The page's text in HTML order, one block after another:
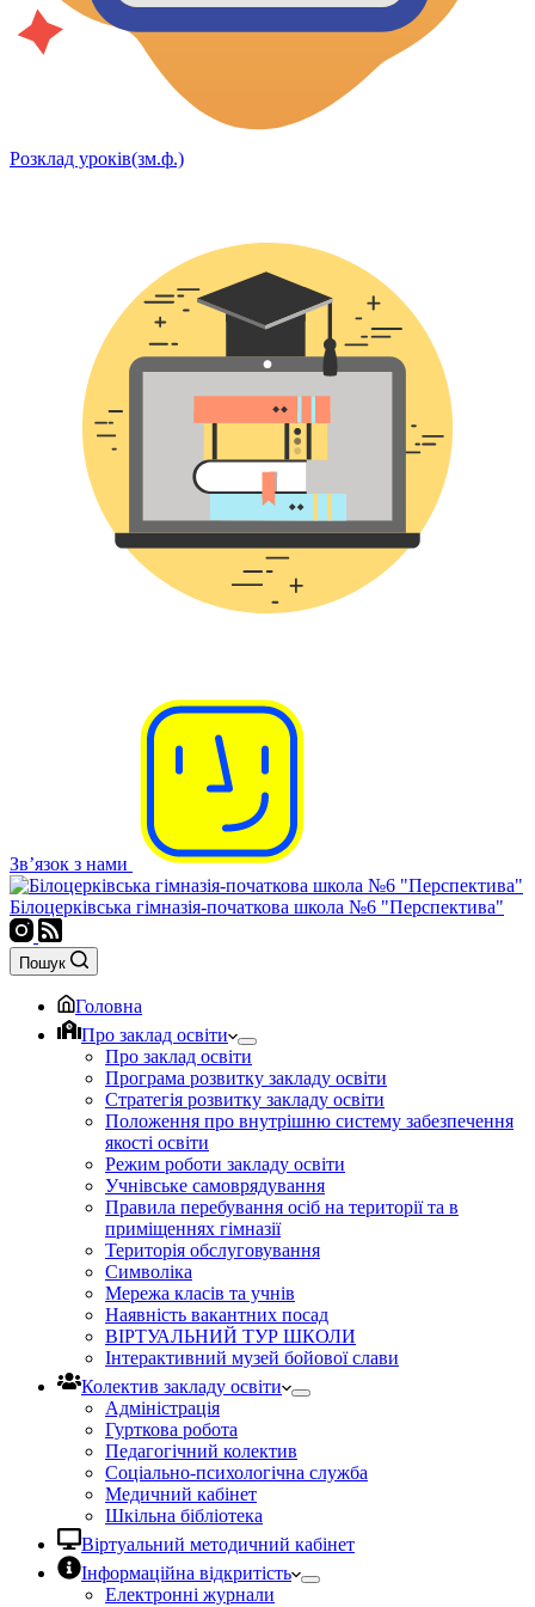
Розклад уроків(зм.ф.)
Зв’язок з нами
Білоцерківська гімназія-початкова школа №6 "Перспектива"
Пошук
Головна
Про заклад освіти
Про заклад освіти
Програма розвитку закладу освіти
Стратегія розвитку закладу освіти
Положення про внутрішню систему забезпечення
якості освіти
Режим роботи закладу освіти
Учнівське самоврядування
Правила перебування осіб на території та в
приміщеннях гімназії
Територія обслуговування
Символіка
Мережа класів та учнів
Наявність вакантних посад
ВІРТУАЛЬНИЙ ТУР ШКОЛИ
Інтерактивний музей бойової слави
Колектив закладу освіти
Адміністрація
Гурткова робота
Педагогічний колектив
Соціально-психологічна служба
Медичний кабінет
Шкільна бібліотека
Віртуальний методичний кабінет
Інформаційна відкритість
Електронні журнали